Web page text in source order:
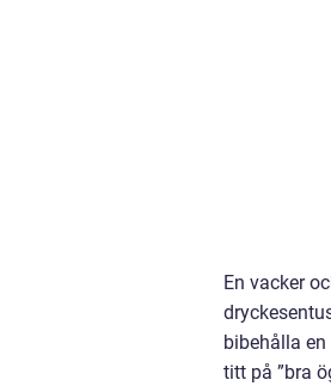
En vacker
bibehålla
titt på ”bra